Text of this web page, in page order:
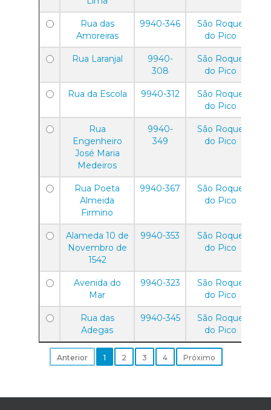
Rua das
Amoreiras
9940-346
São Roque
do Pico
Rua Laranjal
9940-
308
São Roque
do Pico
Rua da Escola 9940-312
São Roque
do Pico
Rua
Engenheiro
José Maria
Medeiros
9940-
349
São Roque
do Pico
Rua Poeta
Almeida
Firmino
9940-367
São Roque
do Pico
Alameda 10 de
Novembro de
1542
9940-353
São Roque
do Pico
Avenida do
Mar
9940-323
São Roque
do Pico
Rua das
Adegas
9940-345
São Roque
do Pico
Anterior 1 2 3 4 Próximo